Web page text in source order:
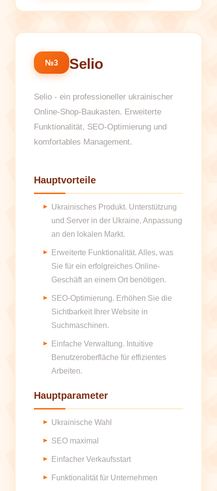
№3 Selio
Selio - ein professioneller ukrainischer
Online-Shop-Baukasten. Erweiterte
Funktionalität, SEO-Optimierung und
komfortables Management.
Hauptvorteile
Ukrainisches Produkt. Unterstützung
und Server in der Ukraine, Anpassung
an den lokalen Markt.
Erweiterte Funktionalität. Alles, was
Sie für ein erfolgreiches Online-
Geschäft an einem Ort benötigen.
SEO-Optimierung. Erhöhen Sie die
Sichtbarkeit Ihrer Website in
Suchmaschinen.
Einfache Verwaltung. Intuitive
Benutzeroberfläche für effizientes
Arbeiten.
Hauptparameter
Ukrainische Wahl
SEO maximal
Einfacher Verkaufsstart
Funktionalität für Unternehmen